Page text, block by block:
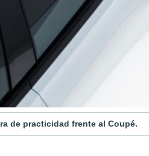
de practicidad frente al Coupé.